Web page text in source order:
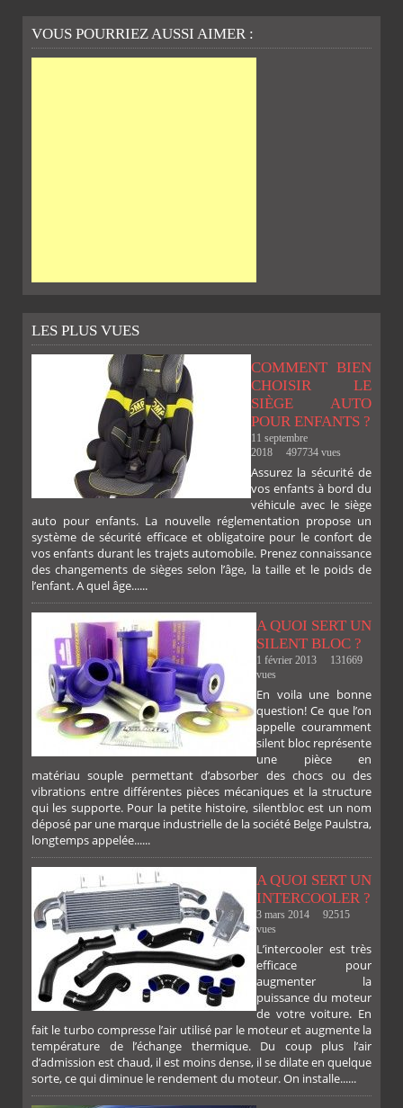
FACEBOOKTWITTERGOOGLEPINTEREST
PLUS
VOUS POURRIEZ AUSSI AIMER :
LES PLUS VUES
COMMENT BIEN
CHOISIR LE
SIÈGE AUTO
POUR ENFANTS ?
11 septembre
2018
497734 vues
Assurez la sécurité de
vos enfants à bord du
véhicule avec le siège
auto pour enfants. La nouvelle réglementation propose un
système de sécurité efficace et obligatoire pour le confort de
vos enfants durant les trajets automobile. Prenez connaissance
des changements de sièges selon l’âge, la taille et le poids de
l’enfant. A quel âge......
A QUOI SERT UN
SILENT BLOC ?
1 février 2013
131669
vues
En voila une bonne
question! Ce que l’on
appelle couramment
silent bloc représente
une pièce en
matériau souple permettant d’absorber des chocs ou des
vibrations entre différentes pièces mécaniques et la structure
qui les supporte. Pour la petite histoire, silentbloc est un nom
déposé par une marque industrielle de la société Belge Paulstra,
longtemps appelée......
A QUOI SERT UN
INTERCOOLER ?
3 mars 2014
92515
vues
L’intercooler est très
efficace pour
augmenter la
puissance du moteur
de votre voiture. En
fait le turbo compresse l’air utilisé par le moteur et augmente la
température de l’échange thermique. Du coup plus l’air
d’admission est chaud, il est moins dense, il se dilate en quelque
sorte, ce qui diminue le rendement du moteur. On installe......